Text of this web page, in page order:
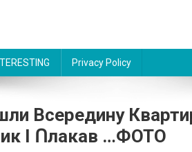
Privacy Policy
Всередину
І Ոлакав …ФОТО